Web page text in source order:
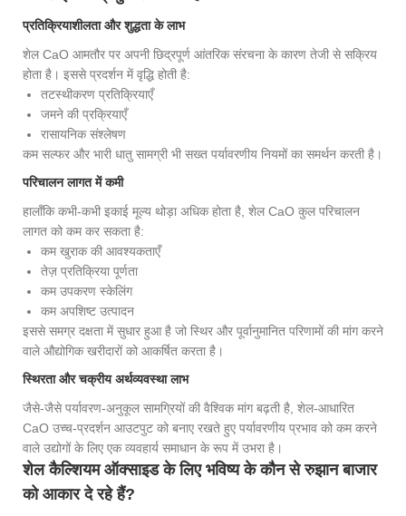
प्रतिक्रियाशीलता और शुद्धता के लाभ
शेल CaO आमतौर पर अपनी छिद्रपूर्ण आंतरिक संरचना के कारण तेजी से सक्रिय
होता है। इससे प्रदर्शन में वृद्धि होती है:
तटस्थीकरण प्रतिक्रियाएँ
जमने की प्रक्रियाएँ
रासायनिक संश्लेषण
कम सल्फर और भारी धातु सामग्री भी सख्त पर्यावरणीय नियमों का समर्थन करती है।
परिचालन लागत में कमी
हालाँकि कभी-कभी इकाई मूल्य थोड़ा अधिक होता है, शेल CaO कुल परिचालन
लागत को कम कर सकता है:
कम खुराक की आवश्यकताएँ
तेज़ प्रतिक्रिया पूर्णता
कम उपकरण स्केलिंग
कम अपशिष्ट उत्पादन
इससे समग्र दक्षता में सुधार हुआ है जो स्थिर और पूर्वानुमानित परिणामों की मांग करने
वाले औद्योगिक खरीदारों को आकर्षित करता है।
स्थिरता और चक्रीय अर्थव्यवस्था लाभ
जैसे-जैसे पर्यावरण-अनुकूल सामग्रियों की वैश्विक मांग बढ़ती है, शेल-आधारित
CaO उच्च-प्रदर्शन आउटपुट को बनाए रखते हुए पर्यावरणीय प्रभाव को कम करने
वाले उद्योगों के लिए एक व्यवहार्य समाधान के रूप में उभरा है।
शेल कैल्शियम ऑक्साइड के लिए भविष्य के कौन से रुझान बाजार
को आकार दे रहे हैं?